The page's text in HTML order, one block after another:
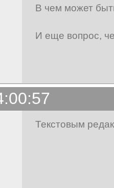
В чем может
И еще вопрос,
Текстовым